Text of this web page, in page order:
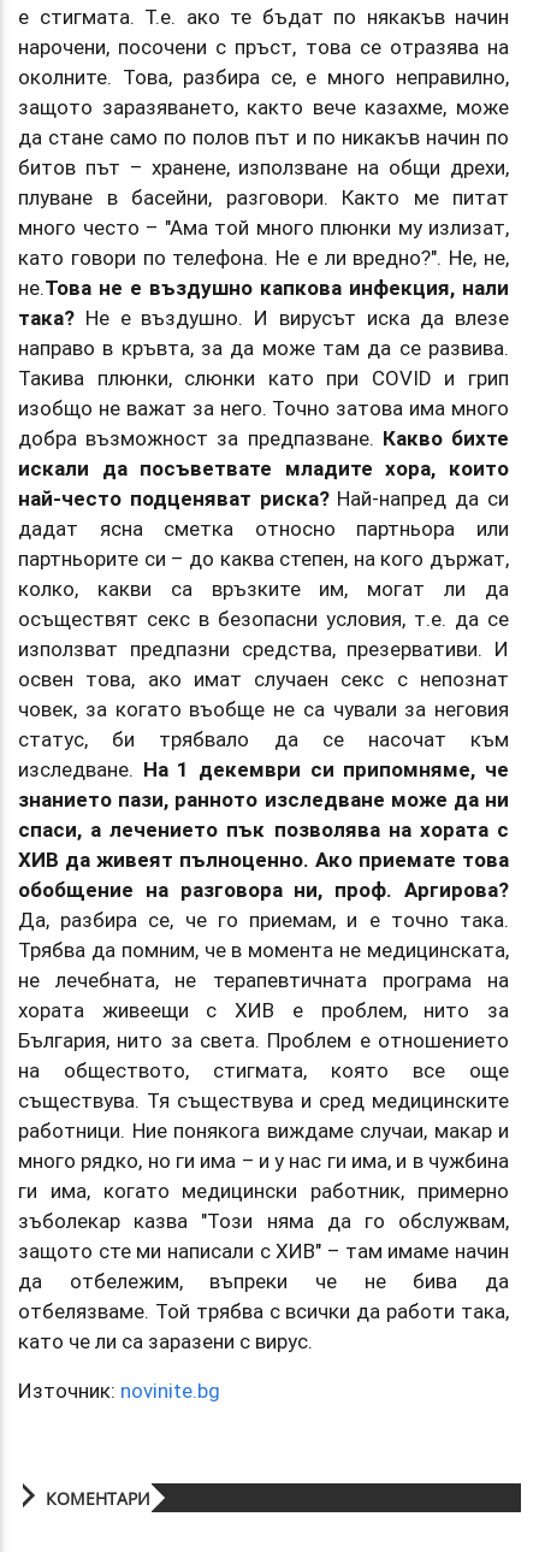
е стигмата. Т.е. ако те бъдат по някакъв начин
нарочени, посочени с пръст, това се отразява на
околните. Това, разбира се, е много неправилно,
защото заразяването, както вече казахме, може
да стане само по полов път и по никакъв начин по
битов път – хранене, използване на общи дрехи,
плуване в басейни, разговори. Както ме питат
много често – "Ама той много плюнки му излизат,
като говори по телефона. Не е ли вредно?". Не, не,
не.Това не е въздушно капкова инфекция, нали
така? Не е въздушно. И вирусът иска да влезе
направо в кръвта, за да може там да се развива.
Такива плюнки, слюнки като при COVID и грип
изобщо не важат за него. Точно затова има много
добра възможност за предпазване. Какво бихте
искали да посъветвате младите хора, които
най-често подценяват риска? Най-напред да си
дадат ясна сметка относно партньора или
партньорите си – до каква степен, на кого държат,
колко, какви са връзките им, могат ли да
осъществят секс в безопасни условия, т.е. да се
използват предпазни средства, презервативи. И
освен това, ако имат случаен секс с непознат
човек, за когато въобще не са чували за неговия
статус, би трябвало да се насочат към
изследване. На 1 декември си припомняме, че
знанието пази, ранното изследване може да ни
спаси, а лечението пък позволява на хората с
ХИВ да живеят пълноценно. Ако приемате това
обобщение на разговора ни, проф. Аргирова?
Да, разбира се, че го приемам, и е точно така.
Трябва да помним, че в момента не медицинската,
не лечебната, не терапевтичната програма на
хората живеещи с ХИВ е проблем, нито за
България, нито за света. Проблем е отношението
на обществото, стигмата, която все още
съществува. Тя съществува и сред медицинските
работници. Ние понякога виждаме случаи, макар и
много рядко, но ги има – и у нас ги има, и в чужбина
ги има, когато медицински работник, примерно
зъболекар казва "Този няма да го обслужвам,
защото сте ми написали с ХИВ" – там имаме начин
да отбележим, въпреки че не бива да
отбелязваме. Той трябва с всички да работи така,
като че ли са заразени с вирус.
Източник: novinite.bg
КОМЕНТАРИ